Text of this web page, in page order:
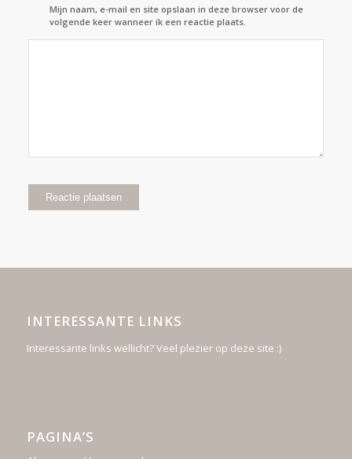
Mijn naam, e-mail en site opslaan in deze browser voor de
volgende keer wanneer ik een reactie plaats.
INTERESSANTE LINKS
Interessante links wellicht? Veel plezier op deze site :)
PAGINA’S